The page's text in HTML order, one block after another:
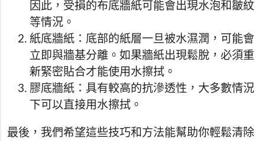
因此，受損的布底牆紙可能會出現水泡和皺紋
等情況。
紙底牆紙：底部的紙層一旦被水濕潤，可能會
立即與牆基分離。如果牆紙出現鬆脫，必須重
新緊密貼合才能使用水擦拭。
膠底牆紙：具有較高的抗滲透性，大多數情況
下可以直接用水擦拭。
最後，我們希望這些技巧和方法能幫助你輕鬆清除